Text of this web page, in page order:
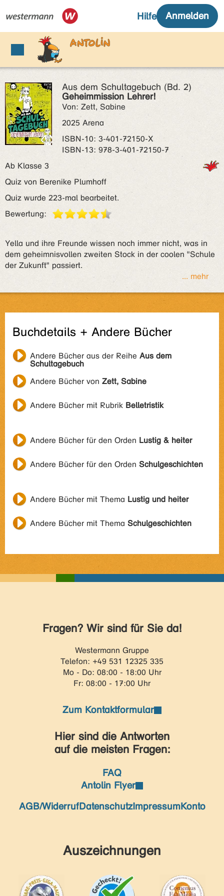
Aus dem Schultagebuch (Bd. 2)
Geheimmission Lehrer!
Von: Zett, Sabine
2025 Arena
ISBN‑10: 3-401-72150-X
ISBN‑13: 978-3-401-72150-7
Ab Klasse 3
Quiz von Berenike Plumhoff
Quiz wurde 223-mal bearbeitet.
Bewertung:
Yella und ihre Freunde wissen noch immer nicht, was in
dem geheimnisvollen zweiten Stock in der coolen "Schule
der Zukunft" passiert.
... mehr
Buchdetails + Andere Bücher
Andere Bücher aus der Reihe Aus dem
Schultagebuch
Andere Bücher von Zett, Sabine
Andere Bücher mit Rubrik Belletristik
Andere Bücher für den Orden Lustig & heiter
Andere Bücher für den Orden Schulgeschichten
Andere Bücher mit Thema Lustig und heiter
Andere Bücher mit Thema Schulgeschichten